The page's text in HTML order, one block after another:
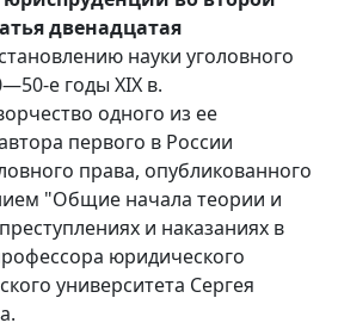
двенадцатая
науки уголовного
е годы XIX в.
одного из ее
первого в России
права, опубликованного
"Общие начала теории и
и наказаниях в
юридического
университета Сергея